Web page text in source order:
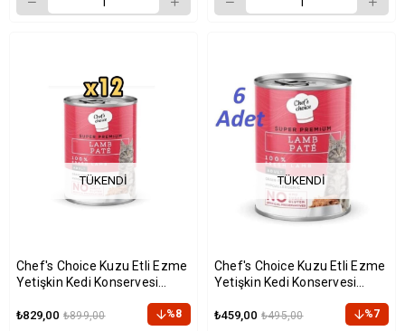
TÜKENDI
Chef's Choice Kuzu Etli Ezme
Yetişkin Kedi Konservesi
₺829,00 ₺899,00 %8
TÜKENDI
Chef's Choice Kuzu Etli Ezme
Yetişkin Kedi Konservesi
₺459,00 ₺495,00 %7